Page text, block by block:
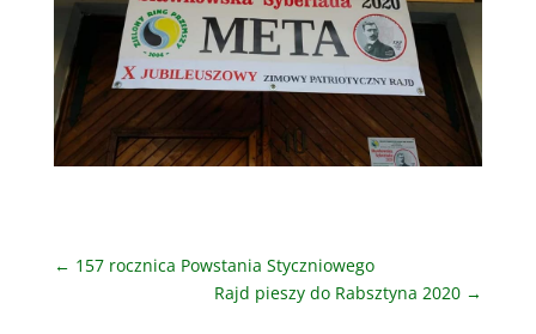
← 157 rocznica Powstania Styczniowego
Rajd pieszy do Rabsztyna 2020 →